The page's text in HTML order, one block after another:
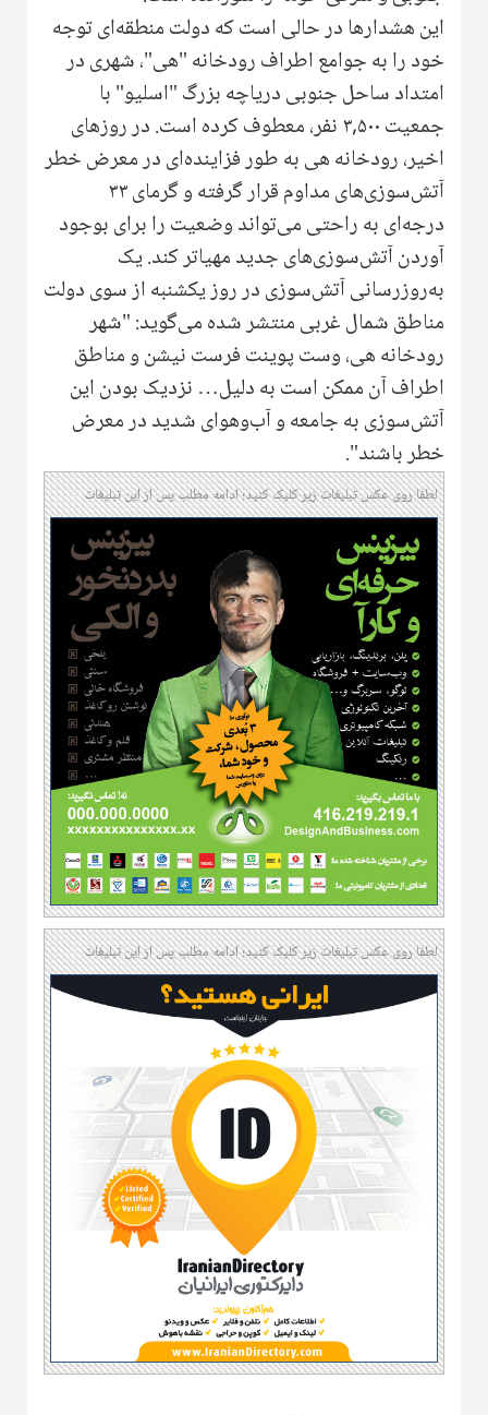
این هشدارها در حالی است که دولت منطقه‌ای توجه
خود را به جوامع اطراف رودخانه "هی"، شهری در
امتداد ساحل جنوبی دریاچه بزرگ "اسلیو" با
جمعیت ۳,۵۰۰ نفر، معطوف کرده است. در روزهای
اخیر، رودخانه هی به طور فزاینده‌ای در معرض خطر
آتش‌سوزی‌های مداوم قرار گرفته و گرمای ۳۳
درجه‌ای به راحتی می‌تواند وضعیت را برای بوجود
آوردن آتش‌سوزی‌های جدید مهیاتر کند. یک
به‌روزرسانی آتش‌سوزی در روز یکشنبه از سوی دولت
مناطق شمال غربی منتشر شده می‌گوید: "شهر
رودخانه هی، وست پوینت فرست نیشن و مناطق
اطراف آن ممکن است به دلیل… نزدیک بودن این
آتش‌سوزی به جامعه و آب‌وهوای شدید در معرض
خطر باشند".
لطفا روی عکس تبلیغات زیر کلیک کنید؛ ادامه مطلب پس از این تبلیغات
لطفا روی عکس تبلیغات زیر کلیک کنید؛ ادامه مطلب پس از این تبلیغات